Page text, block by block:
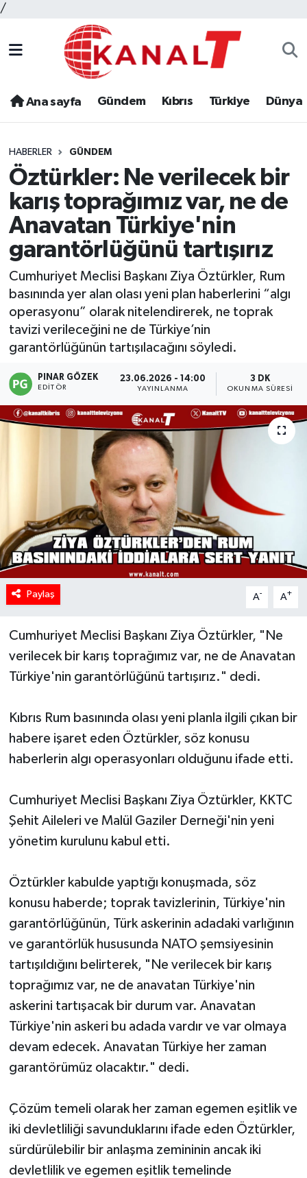
/
Ana sayfa Gündem Kıbrıs Türkiye Dünya
HABERLER GÜNDEM
Öztürkler: Ne verilecek bir
karış toprağımız var, ne de
Anavatan Türkiye'nin
garantörlüğünü tartışırız
Cumhuriyet Meclisi Başkanı Ziya Öztürkler, Rum
basınında yer alan olası yeni plan haberlerini “algı
operasyonu” olarak nitelendirerek, ne toprak
tavizi verileceğini ne de Türkiye’nin
garantörlüğünün tartışılacağını söyledi.
PINAR GÖZEK
EDITÖR
23.06.2026 - 14:00
YAYINLANMA
3 DK
OKUNMA SÜRESI
Paylaş A- A+
Cumhuriyet Meclisi Başkanı Ziya Öztürkler, "Ne
verilecek bir karış toprağımız var, ne de Anavatan
Türkiye'nin garantörlüğünü tartışırız." dedi.
Kıbrıs Rum basınında olası yeni planla ilgili çıkan bir
habere işaret eden Öztürkler, söz konusu
haberlerin algı operasyonları olduğunu ifade etti.
Cumhuriyet Meclisi Başkanı Ziya Öztürkler, KKTC
Şehit Aileleri ve Malül Gaziler Derneği'nin yeni
yönetim kurulunu kabul etti.
Öztürkler kabulde yaptığı konuşmada, söz
konusu haberde; toprak tavizlerinin, Türkiye'nin
garantörlüğünün, Türk askerinin adadaki varlığının
ve garantörlük hususunda NATO şemsiyesinin
tartışıldığını belirterek, "Ne verilecek bir karış
toprağımız var, ne de anavatan Türkiye'nin
askerini tartışacak bir durum var. Anavatan
Türkiye'nin askeri bu adada vardır ve var olmaya
devam edecek. Anavatan Türkiye her zaman
garantörümüz olacaktır." dedi.
Çözüm temeli olarak her zaman egemen eşitlik ve
iki devletliliği savunduklarını ifade eden Öztürkler,
sürdürülebilir bir anlaşma zemininin ancak iki
devletlilik ve egemen eşitlik temelinde